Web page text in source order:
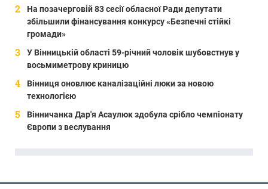
На позачерговій 83 сесії обласної Ради депутати
збільшили фінансування конкурсу «Безпечні стійкі
громади»
У Вінницькій області 59-річний чоловік шубовстнув у
восьмиметрову криницю
Вінниця оновлює каналізаційні люки за новою
технологією
Вінничанка Дар'я Асаулюк здобула срібло чемпіонату
Європи з веслування